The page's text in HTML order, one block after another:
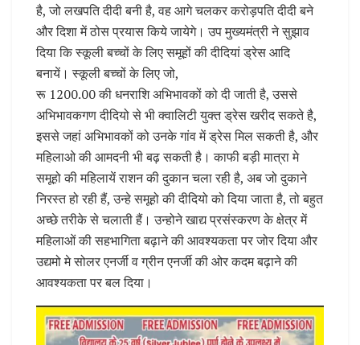
है, जो लखपति दीदी बनी है, वह आगे चलकर करोड़पति दीदी बने
और दिशा में ठोस प्रयास किये जायेगे। उप मुख्यमंत्री ने सुझाव
दिया कि स्कूली बच्चों के लिए समूहों की दीदियां ड्रेस आदि
बनायें। स्कूली बच्चों के लिए जो,
रू 1200.00 की धनराशि अभिभावकों को दी जाती है, उससे
अभिभावकगण दीदियो से भी क्वालिटी युक्त ड्रेस खरीद सकते है,
इससे जहां अभिभावकों को उनके गांव में ड्रेस मिल सकती है, और
महिलाओ की आमदनी भी बढ़ सकती है। काफी बड़ी मात्रा मे
समूहो की महिलायें राशन की दुकान चला रही है, अब जो दुकाने
निरस्त हो रही हैं, उन्हे समूहो की दीदियो को दिया जाता है, तो बहुत
अच्छे तरीके से चलाती हैं। उन्होने खाद्य प्रसंस्करण के क्षेत्र में
महिलाओं की सहभागिता बढ़ाने की आवश्यकता पर जोर दिया और
उद्यमो मे सोलर एनर्जी व ग्रीन एनर्जी की ओर कदम बढ़ाने की
आवश्यकता पर बल दिया।